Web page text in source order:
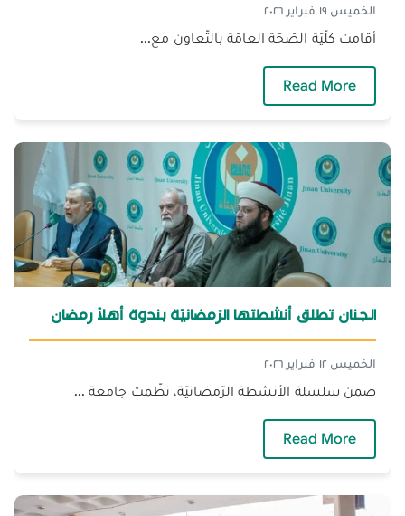
الخميس ١٩ فبراير ٢٠٢٦
أقامت كلّيّة الصّحّة العامّة بالتّعاون مع...
Read More
الجنان تطلق أنشطتها الرّمضانيّة بندوة أهلًا رمضان
الخميس ١٢ فبراير ٢٠٢٦
ضمن سلسلة الأنشطة الرّمضانيّة، نظّمت جامعة ...
Read More